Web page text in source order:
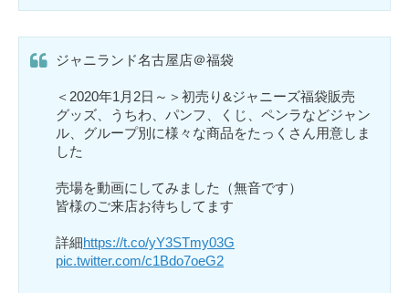
ジャニランド名古屋店＠福袋
＜2020年1月2日～＞初売り&ジャニーズ福袋販売
グッズ、うちわ、パンフ、くじ、ペンラなどジャン
ル、グループ別に様々な商品をたっくさん用意しま
した
売場を動画にしてみました（無音です）
皆様のご来店お待ちしてます
詳細https://t.co/yY3STmy03G
pic.twitter.com/c1Bdo7oeG2